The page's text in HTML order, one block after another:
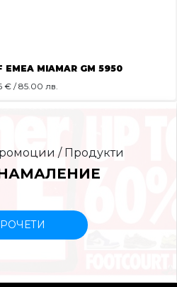
EMEA MIAMAR GM 5950
€ / 85.00 лв.
/ Продукти